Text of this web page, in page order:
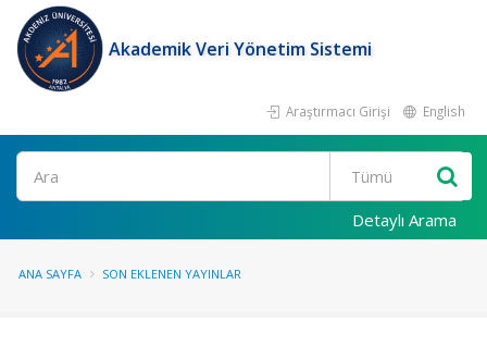
Akademik Veri Yönetim Sistemi
Araştırmacı Girişi English
Ara
Detaylı Arama
ANA SAYFA SON EKLENEN YAYINLAR